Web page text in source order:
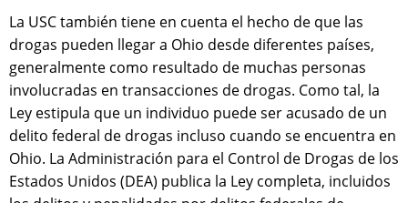
La USC también tiene en cuenta el hecho de que las
drogas pueden llegar a Ohio desde diferentes países,
generalmente como resultado de muchas personas
involucradas en transacciones de drogas. Como tal, la
Ley estipula que un individuo puede ser acusado de un
delito federal de drogas incluso cuando se encuentra en
Ohio. La Administración para el Control de Drogas de los
Estados Unidos (DEA) publica la Ley completa, incluidos